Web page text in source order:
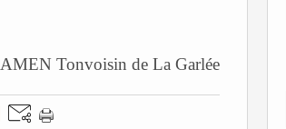
AMEN Tonvoisin de La Garlée